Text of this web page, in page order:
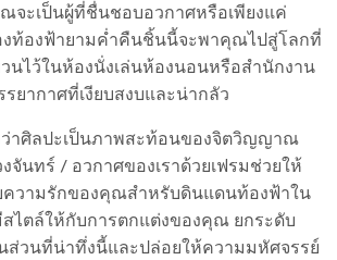
จะเป็นผู้ที่ชื่นชอบอวกาศหรือเพียงแค่
ท้องฟ้ายามค่ำคืนชิ้นนี้จะพาคุณไปสู่โลกที่
วนไว้ในห้องนั่งเล่นห้องนอนหรือสำนักงาน
ยากาศที่เงียบสงบและน่ากลัว
ว่าศิลปะเป็นภาพสะท้อนของจิตวิญญาณ
นทร์ / อวกาศของเราด้วยเฟรมช่วยให้
วามรักของคุณสำหรับดินแดนท้องฟ้าใน
ไตล์ให้กับการตกแต่งของคุณ ยกระดับ
วนที่น่าทึ่งนี้และปล่อยให้ความมหัศจรรย์